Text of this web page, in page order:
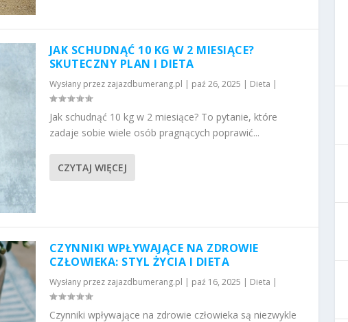
JAK SCHUDNĄĆ 10 KG W 2 MIESIĄCE?
SKUTECZNY PLAN I DIETA
Wysłany przez zajazdbumerang.pl | paź 26, 2025 | Dieta |
Jak schudnąć 10 kg w 2 miesiące? To pytanie, które
zadaje sobie wiele osób pragnących poprawić...
CZYTAJ WIĘCEJ
CZYNNIKI WPŁYWAJĄCE NA ZDROWIE
CZŁOWIEKA: STYL ŻYCIA I DIETA
Wysłany przez zajazdbumerang.pl | paź 16, 2025 | Dieta |
Czynniki wpływające na zdrowie człowieka są niezwykle